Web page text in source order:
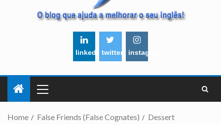
linkedintwitter instagram
Home False Friends (False Cognates) Dessert